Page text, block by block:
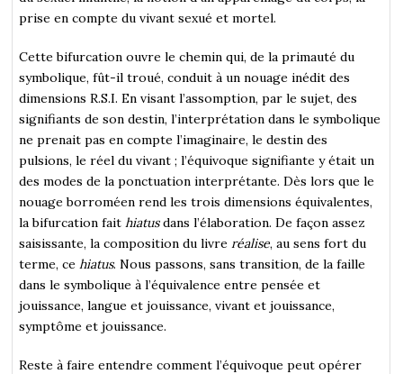
prise en compte du vivant sexué et mortel.
Cette bifurcation ouvre le chemin qui, de la primauté du
symbolique, fût-il troué, conduit à un nouage inédit des
dimensions R.S.I. En visant l’assomption, par le sujet, des
signifiants de son destin, l’interprétation dans le symbolique
ne prenait pas en compte l’imaginaire, le destin des
pulsions, le réel du vivant ; l’équivoque signifiante y était un
des modes de la ponctuation interprétante. Dès lors que le
nouage borroméen rend les trois dimensions équivalentes,
la bifurcation fait hiatusdans l’élaboration. De façon assez
saisissante, la composition du livre réalise, au sens fort du
terme, ce hiatus. Nous passons, sans transition, de la faille
dans le symbolique à l’équivalence entre pensée et
jouissance, langue et jouissance, vivant et jouissance,
symptôme et jouissance.
Reste à faire entendre comment l’équivoque peut opérer